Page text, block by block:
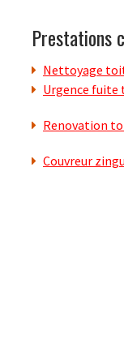
Prestations
Nettoyage
Urgence fuite
Renovation
Couvreur